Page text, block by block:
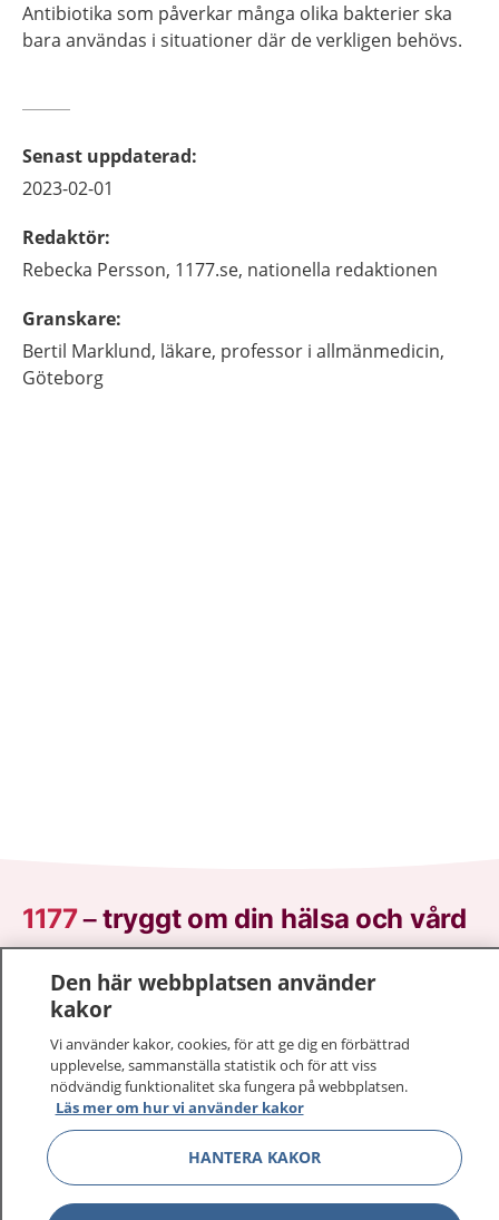
Antibiotika som påverkar många olika bakterier ska
bara användas i situationer där de verkligen behövs.
Senast uppdaterad:
2023-02-01
Redaktör:
Rebecka Persson, 1177.se, nationella redaktionen
Granskare:
Bertil Marklund, läkare, professor i allmänmedicin,
Göteborg
1177–tryggt om din hälsa och vård
På 1177.se får du råd om hälsa och information om
sjukdomar och vilka mottagningar du kan kontakta.
Logga in för att läsa din journal och göra dina
vårdärenden. Ring telefonnummer 1177 för
sjukvårdsrådgivning dygnet runt.
1177 ger dig råd när du vill må bättre.
Den här webbplatsen använder
kakor
Vi använder kakor, cookies, för att ge dig en förbättrad
upplevelse, sammanställa statistik och för att viss
nödvändig funktionalitet ska fungera på webbplatsen.
Läs mer om hur vi använder kakor
HANTERA KAKOR